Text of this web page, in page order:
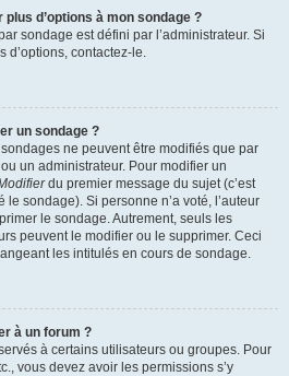
d’options à mon sondage ?
sondage est défini par l’administrateur. Si
d’options, contactez-le.
un sondage ?
ne peuvent être modifiés que par
un administrateur. Pour modifier un
du premier message du sujet (c’est
sondage). Si personne n’a voté, l’auteur
le sondage. Autrement, seuls les
peuvent le modifier ou le supprimer. Ceci
les intitulés en cours de sondage.
à un forum ?
à certains utilisateurs ou groupes. Pour
vous devez avoir les permissions s’y